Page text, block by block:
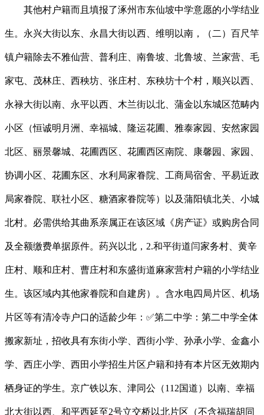
其他村户籍而且填报了涿州市东仙坡中学意愿的小学结业
生。永兴大街以东、永昌大街以西、维明以南，（二）百尺竿
镇户籍除去不雅仙营、普利庄、南鲁坡、北鲁坡、兰家营、毛
家屯、茂林庄、西秧坊、张庄村、东秧坊十个村，顺兴以西、
永禄大街以南、永平以西、木兰街以北、蒲金以东城区范畴内
小区（恒诚明月洲、幸福城、隆运花圃、雅泰家园、安然家园
北区、丽景馨城、花圃西区、花圃西区南院、康馨园、家园、
协调小区、花圃东区、水利局家眷院、工商局宿舍、平易近政
局家眷院、联社小区、糖酒家眷院等）以及蒲阳镇北关、小城
北村。必需供给其曲系亲属正在该区域《房产证》或购房合同
及全额缴费单据原件。药兴以北，2.和平街道闫家务村、黄辛
庄村、顺和庄村、曹庄村和东盛街道麻家营村户籍的小学结业
生。该区域内其他家眷院和自建房）。含水电四局片区、机场
片区等有清冷寺户口的适龄少年：✅第二中学：第二中学全体
搬家新址，招收具有东街小学、西街小学、孙承小学、金鑫小
学、西庄小学、西田小学招生片区户籍和持有本片区无效期内
栖身证的学生。京广铁以东、津同公（112国道）以南、幸福
北大街以西、和平西延至2号立交桥以北片区（不含福瑞胡同